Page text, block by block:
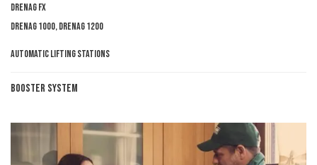
Drenag FX
Drenag 1000, Drenag 1200
Automatic lifting stations
Booster System